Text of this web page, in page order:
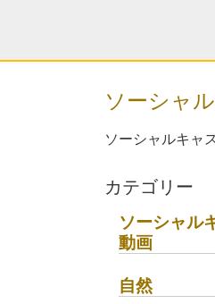
ソーシャ
ソーシャルキャ
カテゴリー
ソーシャル
動画
自然